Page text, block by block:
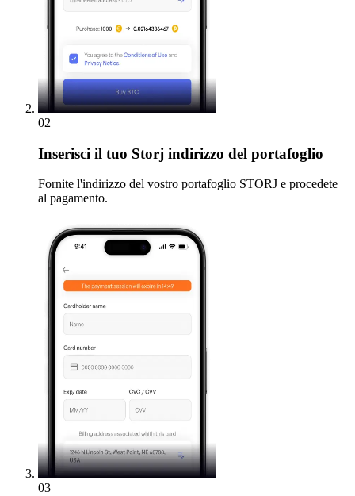
02
Inserisci il tuo Storj indirizzo del portafoglio
Fornite l'indirizzo del vostro portafoglio STORJ e procedete
al pagamento.
03